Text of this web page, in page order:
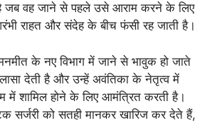
है जब वह जाने से पहले उसे आराम करने के लिए
राहत और संदेह के बीच फंसी रह जाती है।
के नए विभाग में जाने से भावुक हो जाते
देती है और उन्हें अवंतिका के नेतृत्व में
में शामिल होने के लिए आमंत्रित करती है।
सर्जरी को सतही मानकर खारिज कर देते हैं,